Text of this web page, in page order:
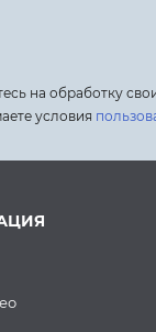
на обработку
условия